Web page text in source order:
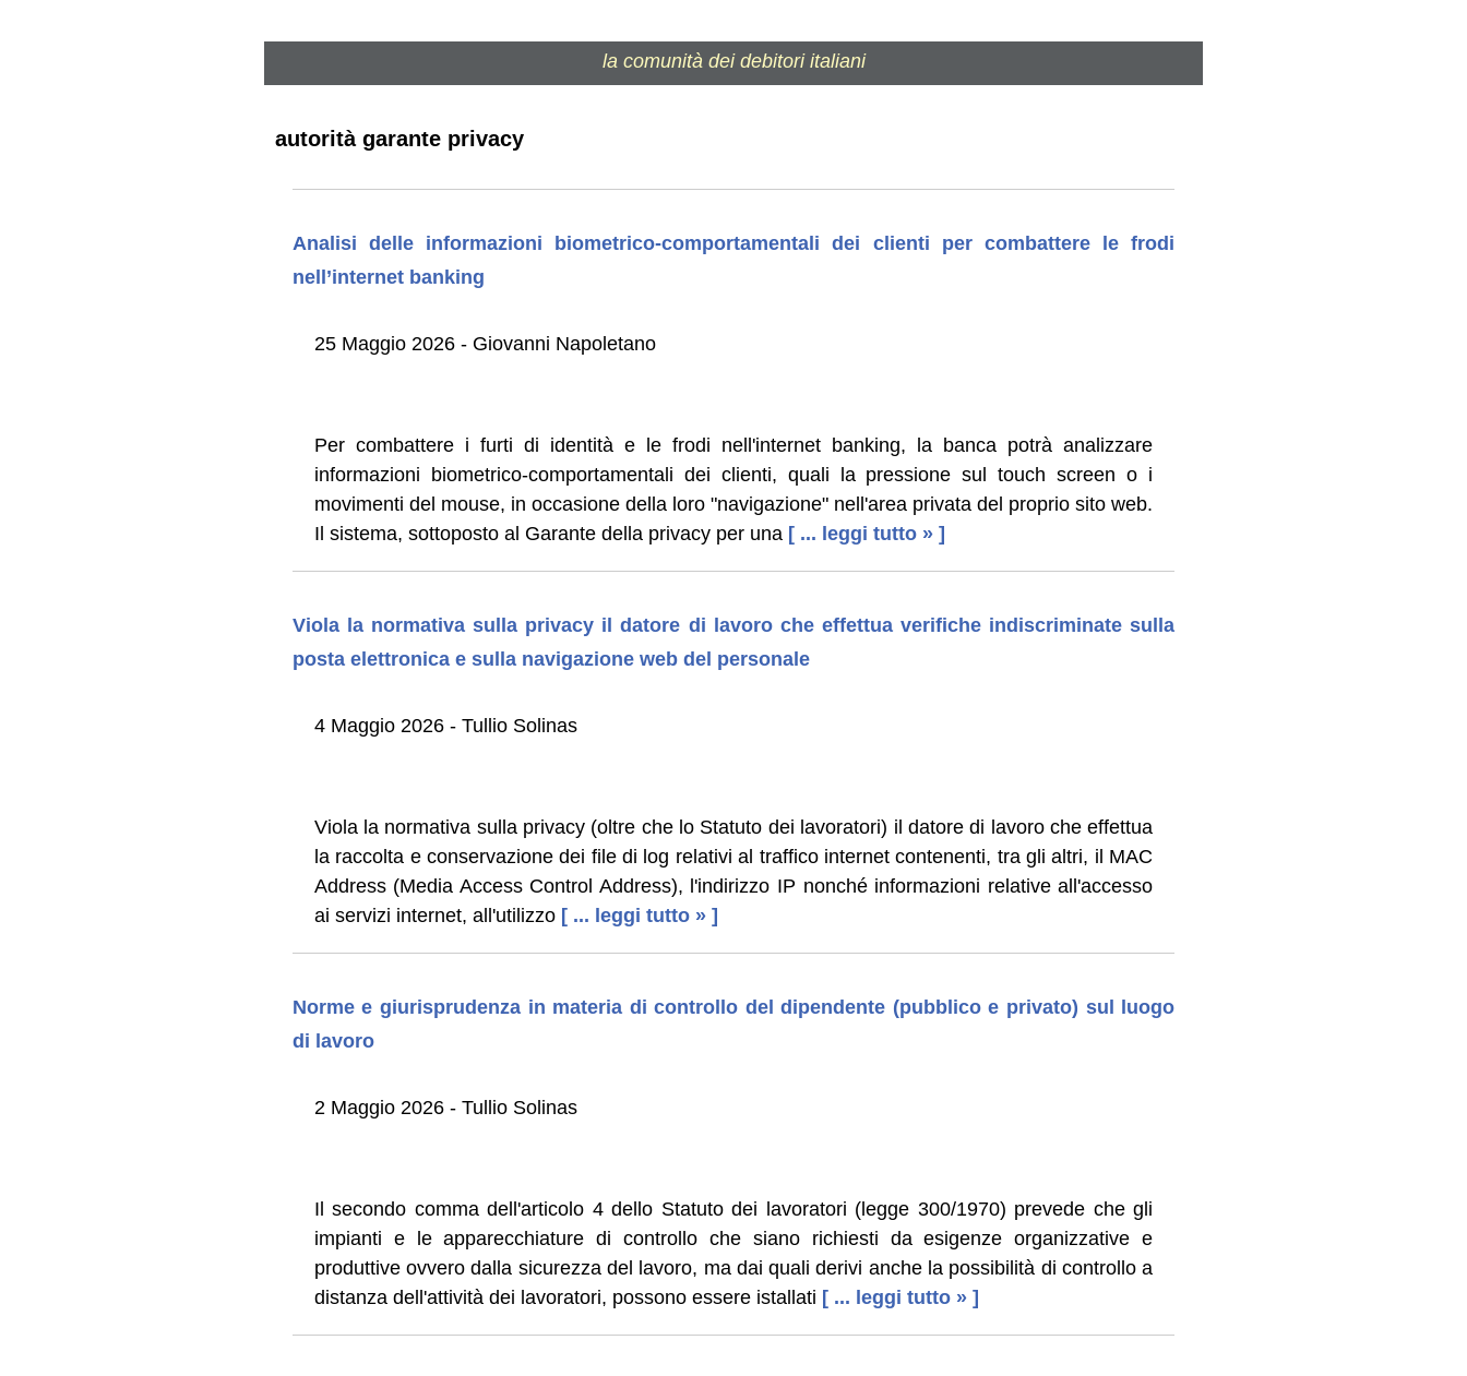
la comunità dei debitori italiani
autorità garante privacy
Analisi delle informazioni biometrico-comportamentali dei clienti per combattere le frodi
nell’internet banking
25 Maggio 2026 - Giovanni Napoletano
Per combattere i furti di identità e le frodi nell'internet banking, la banca potrà analizzare
informazioni biometrico-comportamentali dei clienti, quali la pressione sul touch screen o i
movimenti del mouse, in occasione della loro "navigazione" nell'area privata del proprio sito web.
Il sistema, sottoposto al Garante della privacy per una [ ... leggi tutto » ]
Viola la normativa sulla privacy il datore di lavoro che effettua verifiche indiscriminate sulla
posta elettronica e sulla navigazione web del personale
4 Maggio 2026 - Tullio Solinas
Viola la normativa sulla privacy (oltre che lo Statuto dei lavoratori) il datore di lavoro che effettua
la raccolta e conservazione dei file di log relativi al traffico internet contenenti, tra gli altri, il MAC
Address (Media Access Control Address), l'indirizzo IP nonché informazioni relative all'accesso
ai servizi internet, all'utilizzo [ ... leggi tutto » ]
Norme e giurisprudenza in materia di controllo del dipendente (pubblico e privato) sul luogo
di lavoro
2 Maggio 2026 - Tullio Solinas
Il secondo comma dell'articolo 4 dello Statuto dei lavoratori (legge 300/1970) prevede che gli
impianti e le apparecchiature di controllo che siano richiesti da esigenze organizzative e
produttive ovvero dalla sicurezza del lavoro, ma dai quali derivi anche la possibilità di controllo a
distanza dell'attività dei lavoratori, possono essere istallati [ ... leggi tutto » ]